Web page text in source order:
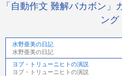
「自動作文 難解バカボン」
ング
水野亜美の日記
水野亜美の日記
ヨブ・トリューニヒトの演説
ヨブ・トリューニヒトの演説